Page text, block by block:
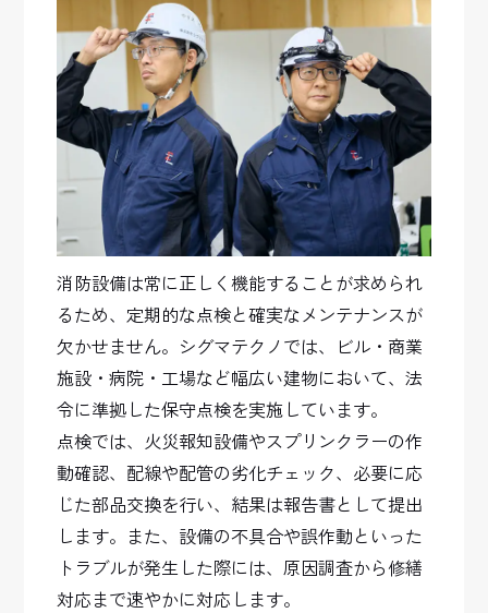
消防設備は常に正しく機能することが求められ
るため、定期的な点検と確実なメンテナンスが
欠かせません。シグマテクノでは、ビル・商業
施設・病院・工場など幅広い建物において、法
令に準拠した保守点検を実施しています。
点検では、火災報知設備やスプリンクラーの作
動確認、配線や配管の劣化チェック、必要に応
じた部品交換を行い、結果は報告書として提出
します。また、設備の不具合や誤作動といった
トラブルが発生した際には、原因調査から修繕
対応まで速やかに対応します。